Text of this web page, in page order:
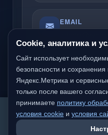
We detected you are
speaking region.
EMAIL
Отвечаю по
серверов,
компьютерной
Cookie, аналитика и
Сайт использует
безопасности и сохранения
Яндекс.Метрика и
только после вашего
принимаете политику
условия cookie и условия